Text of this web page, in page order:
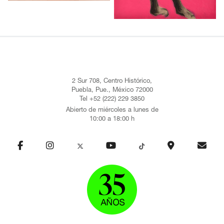
2 Sur 708, Centro Histórico,
Puebla, Pue., México 72000
Tel +52 (222) 229 3850
Abierto de miércoles a lunes de
10:00 a 18:00 h